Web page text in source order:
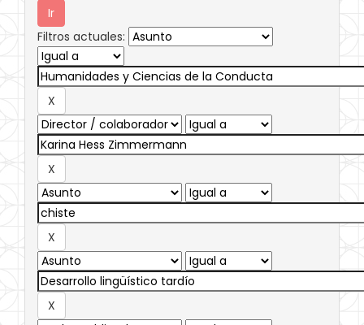
Filtros actuales: